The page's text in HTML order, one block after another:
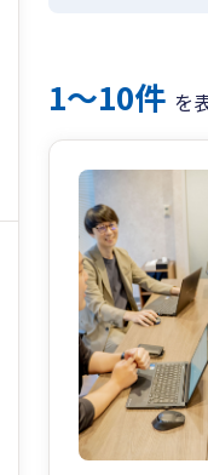
1〜10件 を